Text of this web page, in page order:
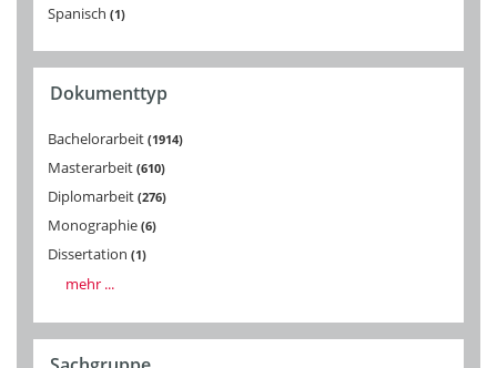
Spanisch 1
Dokumenttyp
Bachelorarbeit 1914
Masterarbeit 610
Diplomarbeit 276
Monographie 6
Dissertation 1
mehr ...